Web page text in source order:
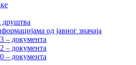
од јавног значаја
– документа
– документа
– документа